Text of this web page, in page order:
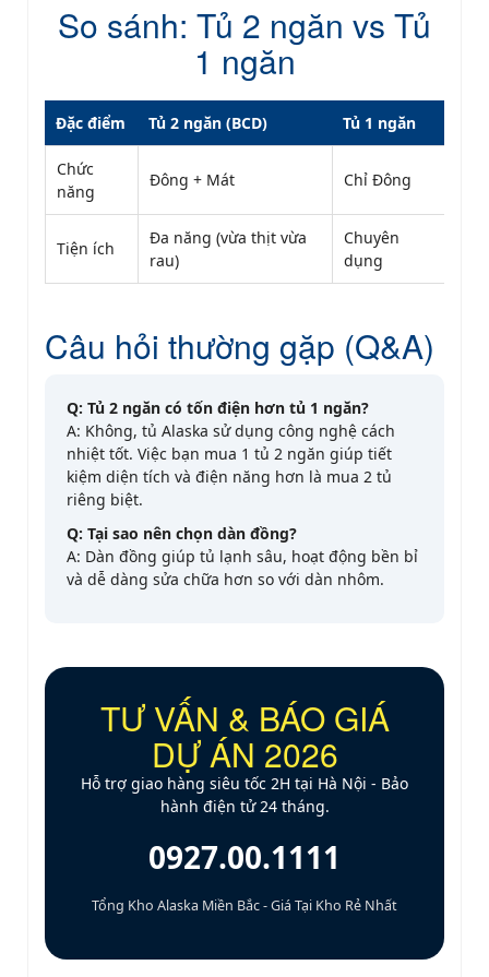
So sánh: Tủ 2 ngăn vs Tủ
1 ngăn
Đặc điểm Tủ 2 ngăn (BCD) Tủ 1 ngăn
Chức
năng
Đông + Mát Chỉ Đông
Tiện ích
Đa năng (vừa thịt vừa
rau)
Chuyên
dụng
Câu hỏi thường gặp (Q&A)
Q: Tủ 2 ngăn có tốn điện hơn tủ 1 ngăn?
A: Không, tủ Alaska sử dụng công nghệ cách
nhiệt tốt. Việc bạn mua 1 tủ 2 ngăn giúp tiết
kiệm diện tích và điện năng hơn là mua 2 tủ
riêng biệt.
Q: Tại sao nên chọn dàn đồng?
A: Dàn đồng giúp tủ lạnh sâu, hoạt động bền bỉ
và dễ dàng sửa chữa hơn so với dàn nhôm.
TƯ VẤN & BÁO GIÁ
DỰ ÁN 2026
Hỗ trợ giao hàng siêu tốc 2H tại Hà Nội - Bảo
hành điện tử 24 tháng.
0927.00.1111
Tổng Kho Alaska Miền Bắc - Giá Tại Kho Rẻ Nhất